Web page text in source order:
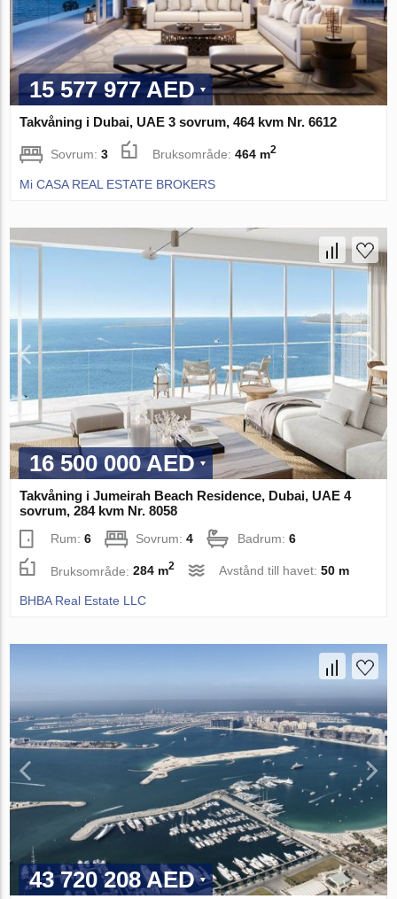
15 577 977 AED
Takvåning i Dubai, UAE 3 sovrum, 464 kvm Nr. 6612
Sovrum:3 Bruksområde:464 m2
Mi CASA REAL ESTATE BROKERS
16 500 000 AED
Takvåning i Jumeirah Beach Residence, Dubai, UAE 4
sovrum, 284 kvm Nr. 8058
Rum:6 Sovrum:4 Badrum:6
Bruksområde:284 m2 Avstånd till havet:50 m
BHBA Real Estate LLC
43 720 208 AED